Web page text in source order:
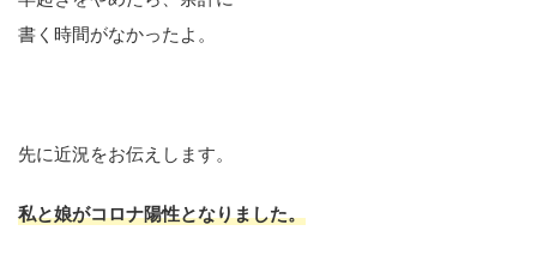
書く時間がなかったよ。
先に近況をお伝えします。
私と娘がコロナ陽性となりました。